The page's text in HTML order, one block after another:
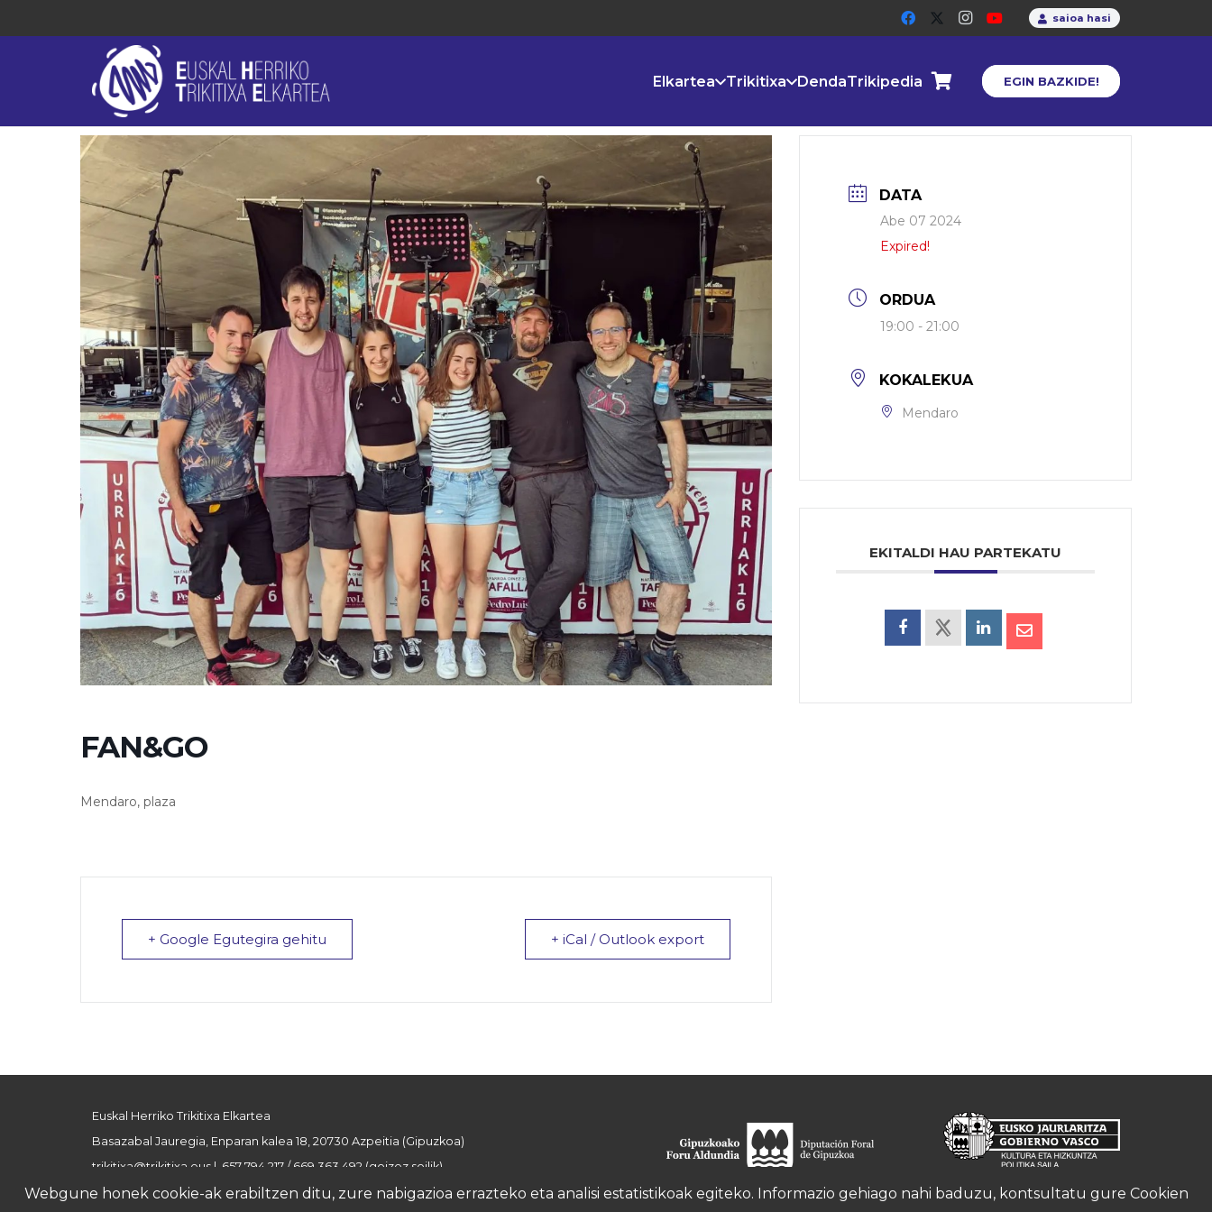
saioa hasi
Elkartea Trikitixa DendaTrikipedia EGIN BAZKIDE!
FAN&GO
Mendaro, plaza
+ Google Egutegira gehitu + iCal / Outlook export
DATA
Abe 07 2024
Expired!
ORDUA
19:00 - 21:00
KOKALEKUA
Mendaro
EKITALDI HAU PARTEKATU
Euskal Herriko Trikitixa Elkartea
Basazabal Jauregia, Enparan kalea 18, 20730 Azpeitia (Gipuzkoa)
trikitixa@trikitixa.eus | 657 794 217 / 669 363 492 (goizez soilik)
Webgune honek cookie-ak erabiltzen ditu, zure nabigazioa errazteko eta analisi estatistikoak egiteko. Informazio gehiago nahi baduzu, kontsultatu gure Cookien